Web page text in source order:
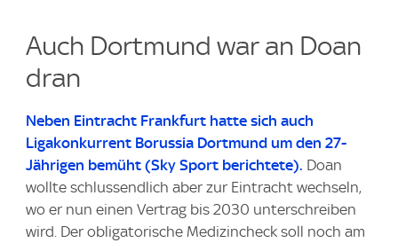
Auch Dortmund war an Doan
dran
Neben Eintracht Frankfurt hatte sich auch
Ligakonkurrent Borussia Dortmund um den 27-
Jährigen bemüht (Sky Sport berichtete). Doan
wollte schlussendlich aber zur Eintracht wechseln,
wo er nun einen Vertrag bis 2030 unterschreiben
wird. Der obligatorische Medizincheck soll noch am